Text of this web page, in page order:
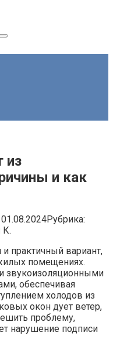
из
и как
01.08.2024Рубрика:
К.
практичный вариант,
помещениях.
звукоизоляционными
обеспечивая
холодов из
окон дует ветер,
проблему,
нарушение подписи